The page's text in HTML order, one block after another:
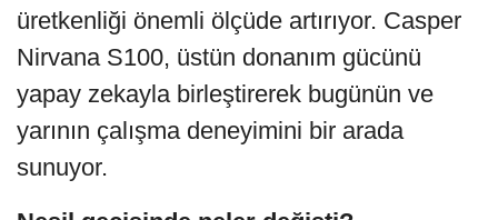
üretkenliği önemli ölçüde artırıyor. Casper
Nirvana S100, üstün donanım gücünü
yapay zekayla birleştirerek bugünün ve
yarının çalışma deneyimini bir arada
sunuyor.